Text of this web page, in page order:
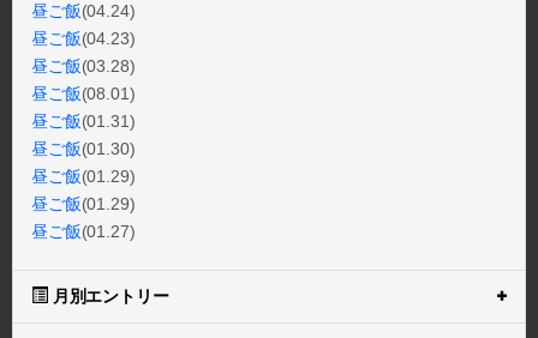
昼ご飯(04.24)
昼ご飯(04.23)
昼ご飯(03.28)
昼ご飯(08.01)
昼ご飯(01.31)
昼ご飯(01.30)
昼ご飯(01.29)
昼ご飯(01.29)
昼ご飯(01.27)
月別エントリー